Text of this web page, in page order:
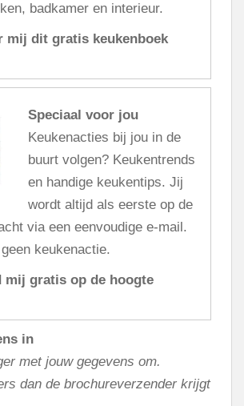
badkamer en interieur.
mij dit gratis keukenboek
Speciaal voor jou
Keukenacties bij jou in de
buurt volgen? Keukentrends
en handige keukentips. Jij
wordt altijd als eerste op de
via een eenvoudige e-mail.
keukenactie.
mij gratis op de hoogte
in
met jouw gegevens om.
dan de brochureverzender krijgt